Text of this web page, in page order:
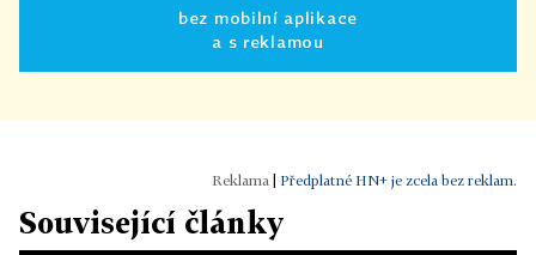
bez mobilní aplikace
a s reklamou
Předplatné HN+ je zcela bez reklam.
Související články